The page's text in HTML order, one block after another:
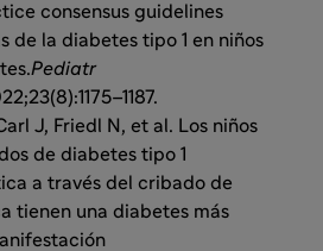
consensus guidelines
de la diabetes tipo 1 en niños
Pediatr
J, Friedl N, et al. Los niños
de diabetes tipo 1
a través del cribado de
tienen una diabetes más